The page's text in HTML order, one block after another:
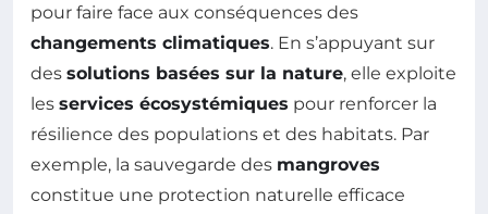
pour faire face aux conséquences des
changements climatiques. En s’appuyant sur
des solutions basées sur la nature, elle exploite
les services écosystémiques pour renforcer la
résilience des populations et des habitats. Par
exemple, la sauvegarde des mangroves
constitue une protection naturelle efficace